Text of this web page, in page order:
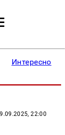
Интересное
22:00